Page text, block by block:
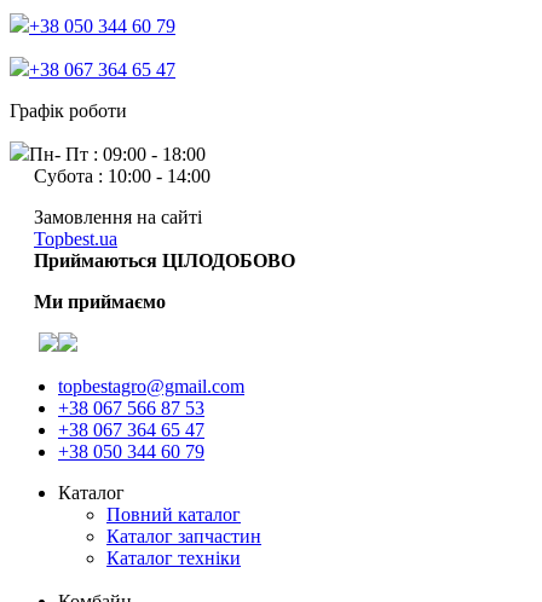
+38 050 344 60 79
+38 067 364 65 47
Графік роботи
Пн- Пт : 09:00 - 18:00
Субота : 10:00 - 14:00
Замовлення на сайті
Topbest.ua
Приймаються ЦІЛОДОБОВО
Ми приймаємо
topbestagro@gmail.com
+38 067 566 87 53
+38 067 364 65 47
+38 050 344 60 79
Каталог
Повний каталог
Каталог запчастин
Каталог техніки